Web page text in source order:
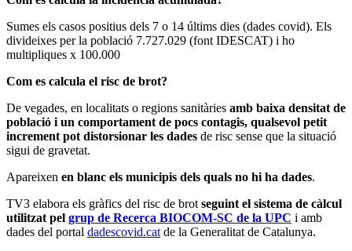
Sumes els casos positius dels 7 o 14 últims dies (dades covid). Els
divideixes per la població 7.727.029 (font IDESCAT) i ho
multipliques x 100.000
Com es calcula el risc de brot?
De vegades, en localitats o regions sanitàries amb baixa densitat de
població i un comportament de pocs contagis, qualsevol petit
increment pot distorsionar les dades de risc sense que la situació
sigui de gravetat.
Apareixen en blanc els municipis dels quals no hi ha dades.
TV3 elabora els gràfics del risc de brot seguint el sistema de càlcul
utilitzat pel grup de Recerca BIOCOM-SC de la UPC i amb
dades del portal dadescovid.cat de la Generalitat de Catalunya.